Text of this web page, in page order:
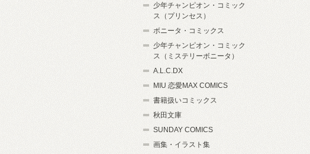
少年チャンピオン・コミック
ス（プリンセス）
ボニータ・コミックス
少年チャンピオン・コミック
ス（ミステリーボニータ）
A.L.C.DX
MIU 恋愛MAX COMICS
書籍扱いコミックス
秋田文庫
SUNDAY COMICS
画集・イラスト集